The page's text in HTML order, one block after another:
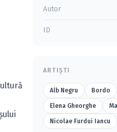
Autor
ID
ARTIȘTI
Alb Negru Bordo
Elena Gheorghe
Nicolae Furdui Iancu